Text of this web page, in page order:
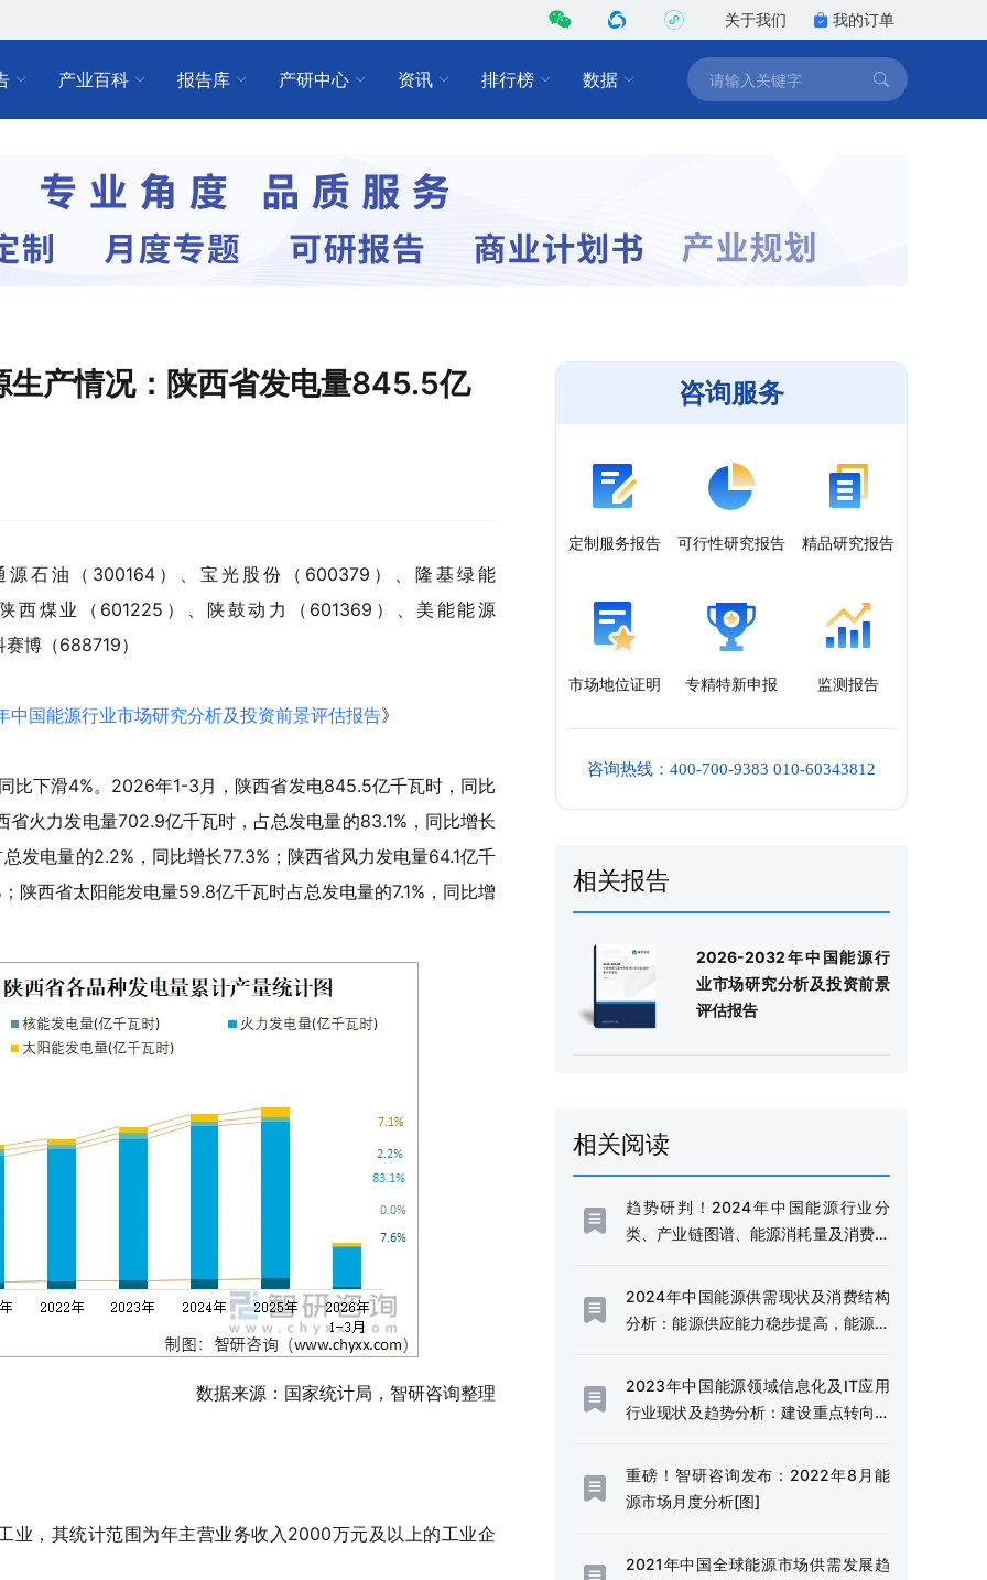
关于我们 我的订单
产业百科 报告库 产研中心 资讯 排行榜 数据
产情况：陕西省发电量845.5亿
石油（300164）、宝光股份（600379）、隆基绿能
西煤业（601225）、陕鼓动力（601369）、美能能源
博（688719）
国能源行业市场研究分析及投资前景评估报告》
比下滑4%。2026年1-3月，陕西省发电845.5亿千瓦时，同比
火力发电量702.9亿千瓦时，占总发电量的83.1%，同比增长
发电量的2.2%，同比增长77.3%；陕西省风力发电量64.1亿千
陕西省太阳能发电量59.8亿千瓦时占总发电量的7.1%，同比增
数据来源：国家统计局，智研咨询整理
业，其统计范围为年主营业务收入2000万元及以上的工业企
咨询服务
定制服务报告 可行性研究报告 精品研究报告
市场地位证明 专精特新申报 监测报告
咨询热线：400-700-9383 010-60343812
相关报告
2026-2032年中国能源行
业市场研究分析及投资前景
评估报告
相关阅读
趋势研判！2024年中国能源行业分
类、产业链图谱、能源消耗量及消费结
可持续发展[图]
2024年中国能源供需现状及消费结构
分析：能源供应能力稳步提高，能源结
2023年中国能源领域信息化及IT应用
行业现状及趋势分析：建设重点转向信
重磅！智研咨询发布：2022年8月能
源市场月度分析[图]
2021年中国全球能源市场供需发展趋